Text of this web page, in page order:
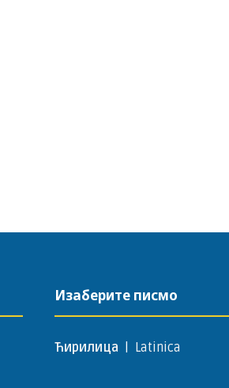
Изаберите писмо
Ћирилица Latinica